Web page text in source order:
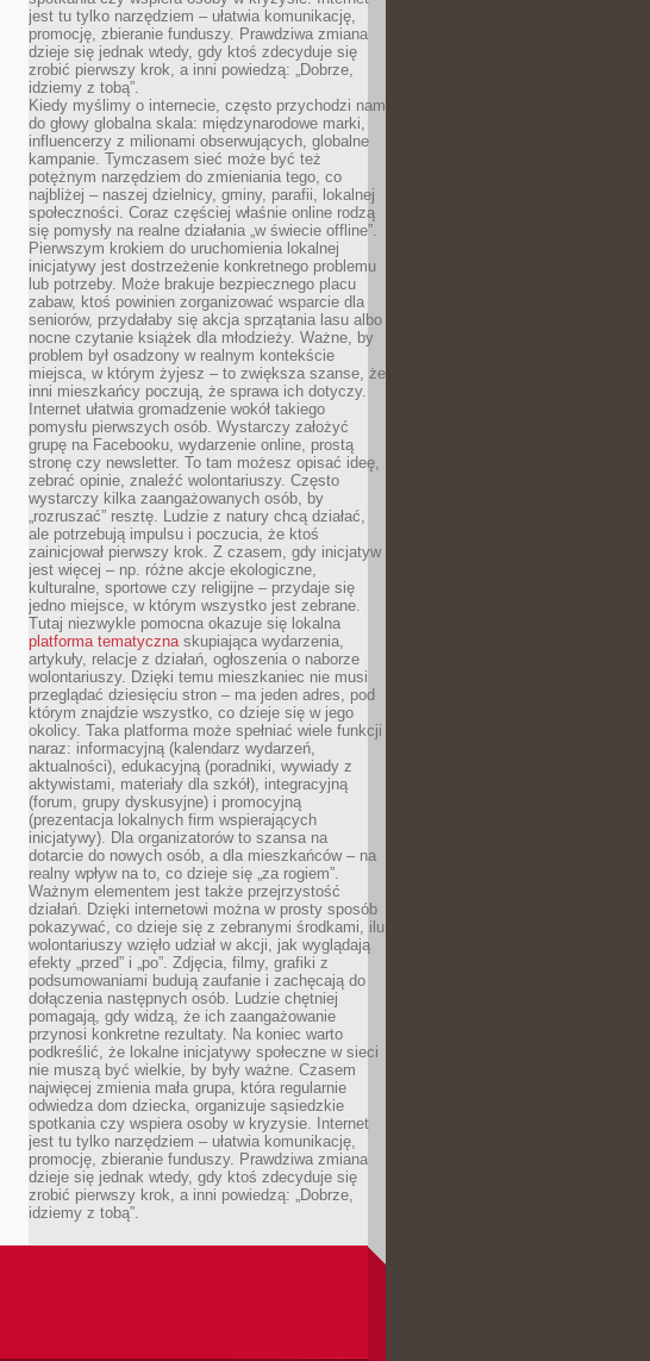
jest tu tylko narzędziem – ułatwia komunikację,
promocję, zbieranie funduszy. Prawdziwa zmiana
dzieje się jednak wtedy, gdy ktoś zdecyduje się
zrobić pierwszy krok, a inni powiedzą: „Dobrze,
idziemy z tobą”.
Kiedy myślimy o internecie, często przychodzi nam
do głowy globalna skala: międzynarodowe marki,
influencerzy z milionami obserwujących, globalne
kampanie. Tymczasem sieć może być też
potężnym narzędziem do zmieniania tego, co
najbliżej – naszej dzielnicy, gminy, parafii, lokalnej
społeczności. Coraz częściej właśnie online rodzą
się pomysły na realne działania „w świecie offline”.
Pierwszym krokiem do uruchomienia lokalnej
inicjatywy jest dostrzeżenie konkretnego problemu
lub potrzeby. Może brakuje bezpiecznego placu
zabaw, ktoś powinien zorganizować wsparcie dla
seniorów, przydałaby się akcja sprzątania lasu albo
nocne czytanie książek dla młodzieży. Ważne, by
problem był osadzony w realnym kontekście
miejsca, w którym żyjesz – to zwiększa szanse, że
inni mieszkańcy poczują, że sprawa ich dotyczy.
Internet ułatwia gromadzenie wokół takiego
pomysłu pierwszych osób. Wystarczy założyć
grupę na Facebooku, wydarzenie online, prostą
stronę czy newsletter. To tam możesz opisać ideę,
zebrać opinie, znaleźć wolontariuszy. Często
wystarczy kilka zaangażowanych osób, by
„rozruszać” resztę. Ludzie z natury chcą działać,
ale potrzebują impulsu i poczucia, że ktoś
zainicjował pierwszy krok. Z czasem, gdy inicjatyw
jest więcej – np. różne akcje ekologiczne,
kulturalne, sportowe czy religijne – przydaje się
jedno miejsce, w którym wszystko jest zebrane.
Tutaj niezwykle pomocna okazuje się lokalna
platforma tematycznaskupiająca wydarzenia,
artykuły, relacje z działań, ogłoszenia o naborze
wolontariuszy. Dzięki temu mieszkaniec nie musi
przeglądać dziesięciu stron – ma jeden adres, pod
którym znajdzie wszystko, co dzieje się w jego
okolicy. Taka platforma może spełniać wiele funkcji
naraz: informacyjną (kalendarz wydarzeń,
aktualności), edukacyjną (poradniki, wywiady z
aktywistami, materiały dla szkół), integracyjną
(forum, grupy dyskusyjne) i promocyjną
(prezentacja lokalnych firm wspierających
inicjatywy). Dla organizatorów to szansa na
dotarcie do nowych osób, a dla mieszkańców – na
realny wpływ na to, co dzieje się „za rogiem”.
Ważnym elementem jest także przejrzystość
działań. Dzięki internetowi można w prosty sposób
pokazywać, co dzieje się z zebranymi środkami, ilu
wolontariuszy wzięło udział w akcji, jak wyglądają
efekty „przed” i „po”. Zdjęcia, filmy, grafiki z
podsumowaniami budują zaufanie i zachęcają do
dołączenia następnych osób. Ludzie chętniej
pomagają, gdy widzą, że ich zaangażowanie
przynosi konkretne rezultaty. Na koniec warto
podkreślić, że lokalne inicjatywy społeczne w sieci
nie muszą być wielkie, by były ważne. Czasem
najwięcej zmienia mała grupa, która regularnie
odwiedza dom dziecka, organizuje sąsiedzkie
spotkania czy wspiera osoby w kryzysie. Internet
jest tu tylko narzędziem – ułatwia komunikację,
promocję, zbieranie funduszy. Prawdziwa zmiana
dzieje się jednak wtedy, gdy ktoś zdecyduje się
zrobić pierwszy krok, a inni powiedzą: „Dobrze,
idziemy z tobą”.